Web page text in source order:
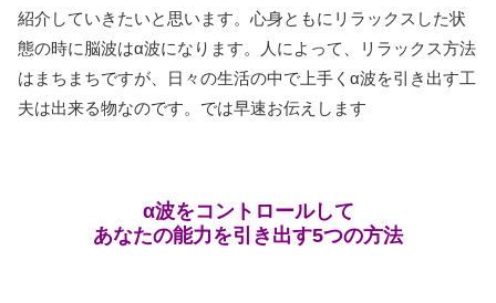
紹介していきたいと思います。心身ともにリラックスした状
態の時に脳波はα波になります。人によって、リラックス方法
はまちまちですが、日々の生活の中で上手くα波を引き出す工
夫は出来る物なのです。では早速お伝えします
α波をコントロールして
あなたの能力を引き出す5つの方法